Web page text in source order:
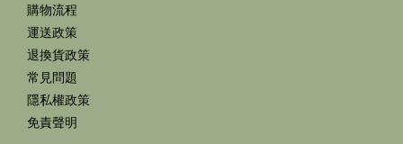
購物流程
運送政策
退換貨政策
常見問題
隱私權政策
免責聲明